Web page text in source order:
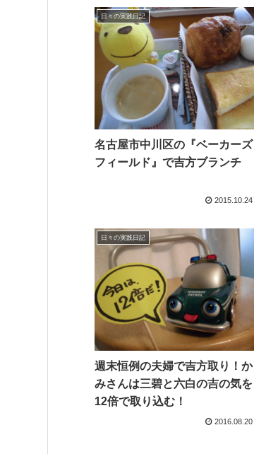
日々の実践日記
名古屋市中川区の『ベーカーズ
フィールド』で吉方ブランチ
2015.10.24
日々の実践日記
週末恒例の夫婦で吉方取り！か
みさんは三碧と六白の吉の気を
12倍で取り込む！
2016.08.20